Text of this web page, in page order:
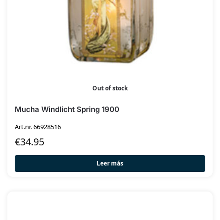
Out of stock
Mucha Windlicht Spring 1900
Art.nr. 66928516
€34.95
Leer más